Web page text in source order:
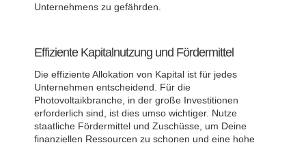
Unternehmens zu gefährden.
Effiziente Kapitalnutzung und Fördermittel
Die effiziente Allokation von Kapital ist für jedes
Unternehmen entscheidend. Für die
Photovoltaikbranche, in der große Investitionen
erforderlich sind, ist dies umso wichtiger. Nutze
staatliche Fördermittel und Zuschüsse, um Deine
finanziellen Ressourcen zu schonen und eine hohe